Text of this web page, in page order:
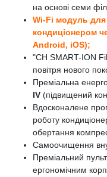
на основі семи
Wi-Fi модуль для
кондиціонером
Android, iOS);
"CH SMART-ION
повітря нового
Преміальна
IV (підвищений
Вдосконалене
роботу
обертання
Самоочищення
Преміальний
ергономічним